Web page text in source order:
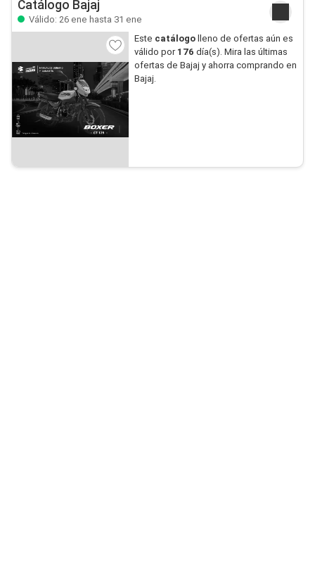
Catálogo Bajaj
Válido: 26 ene hasta 31 ene
Este catálogolleno de ofertas aún es
válido por 176 día(s). Mira las últimas
ofertas de Bajaj y ahorra comprando en
Bajaj.